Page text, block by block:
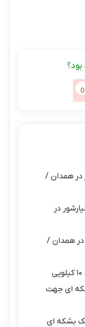
بود؟
0
در همدان /
در
در همدان /
ای جهت
بشکه ای